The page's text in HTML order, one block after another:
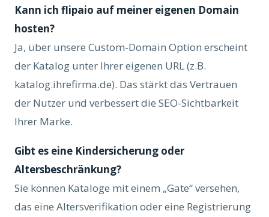
Kann ich flipaio auf meiner eigenen Domain
hosten?
Ja, über unsere Custom-Domain Option erscheint
der Katalog unter Ihrer eigenen URL (z.B.
katalog.ihrefirma.de). Das stärkt das Vertrauen
der Nutzer und verbessert die SEO-Sichtbarkeit
Ihrer Marke.
Gibt es eine Kindersicherung oder
Altersbeschränkung?
Sie können Kataloge mit einem „Gate“ versehen,
das eine Altersverifikation oder eine Registrierung